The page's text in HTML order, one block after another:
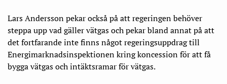
Lars Andersson pekar också på att regeringen behöver
steppa upp vad gäller vätgas och pekar bland annat på att
det fortfarande inte finns något regeringsuppdrag till
Energimarknadsinspektionen kring koncession för att få
bygga vätgas och intäktsramar för vätgas.